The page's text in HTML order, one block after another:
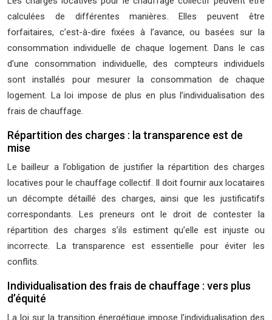
calculées de différentes manières. Elles peuvent être
forfaitaires, c’est-à-dire fixées à l’avance, ou basées sur la
consommation individuelle de chaque logement. Dans le cas
d’une consommation individuelle, des compteurs individuels
sont installés pour mesurer la consommation de chaque
logement. La loi impose de plus en plus l’individualisation des
frais de chauffage.
Répartition des charges : la transparence est de
mise
Le bailleur a l’obligation de justifier la répartition des charges
locatives pour le chauffage collectif. Il doit fournir aux locataires
un décompte détaillé des charges, ainsi que les justificatifs
correspondants. Les preneurs ont le droit de contester la
répartition des charges s’ils estiment qu’elle est injuste ou
incorrecte. La transparence est essentielle pour éviter les
conflits.
Individualisation des frais de chauffage : vers plus
d’équité
La loi sur la transition énergétique impose l’individualisation des